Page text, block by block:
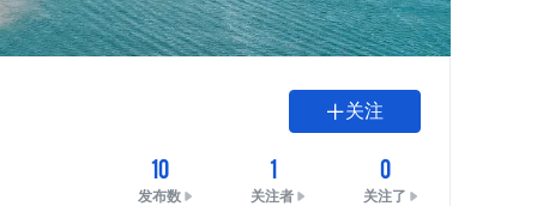
关注
10
发布数
1
关注者
0
关注了